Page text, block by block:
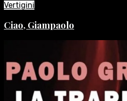
Vertigini
Ciao, Giampaolo